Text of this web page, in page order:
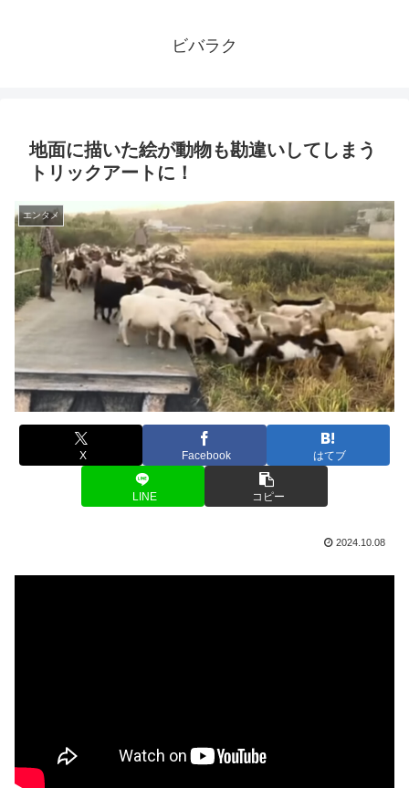
ビバラク
地面に描いた絵が動物も勘違いしてしまう
トリックアートに！
エンタメ
X Facebook はてブ
LINE コピー
2024.10.08